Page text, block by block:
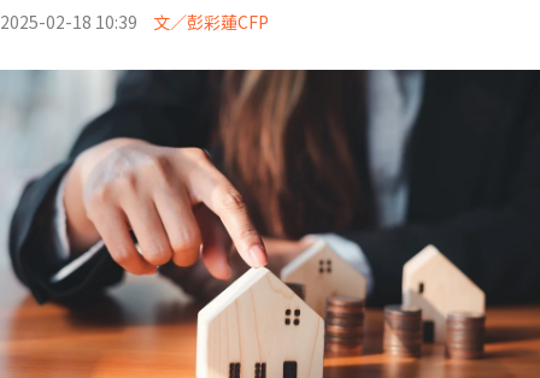
2025-02-18 10:39 文／彭彩蓮CFP